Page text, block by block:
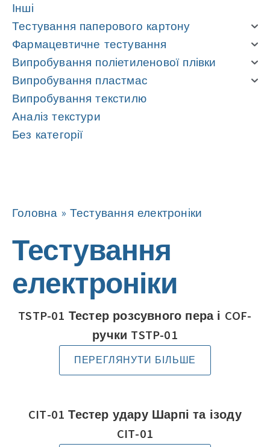
Інші
Тестування паперового картону
Фармацевтичне тестування
Випробування поліетиленової плівки
Випробування пластмас
Випробування текстилю
Аналіз текстури
Без категорії
Головна » Тестування електроніки
Тестування
електроніки
TSTP-01 Тестер розсувного пера і COF-
ручки TSTP-01
ПЕРЕГЛЯНУТИ БІЛЬШЕ
CIT-01 Тестер удару Шарпі та ізоду
CIT-01